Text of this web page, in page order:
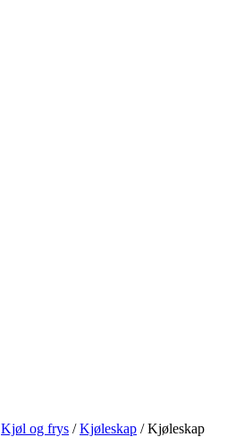
Kjøl og frys /Kjøleskap / Kjøleskap